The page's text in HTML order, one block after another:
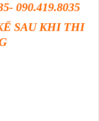
090.419.8035
SAU KHI THI